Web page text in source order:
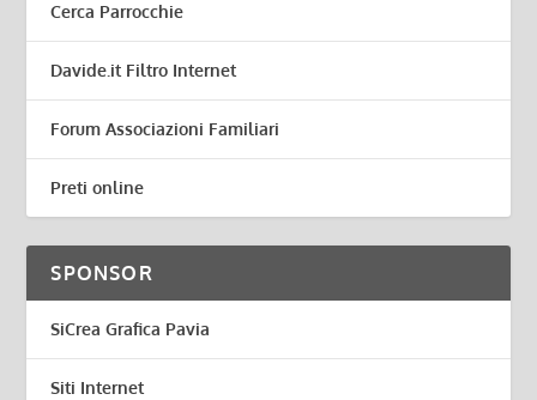
Cerca Parrocchie
Davide.it Filtro Internet
Forum Associazioni Familiari
Preti online
SPONSOR
SiCrea Grafica Pavia
Siti Internet